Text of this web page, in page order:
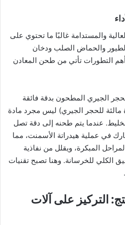
والمستدامة غالبًا ما تحتوي على
والحماض الصلب ودخان
التطورات تأتي من طحن المعادن
الجيري المطحون بدقة فائقة
مالئة للحجر الجيري) ليس مجرد مادة
عندما يتم طحنه إلى دقة تصل
يشارك في عملية هيدراتة الأسمنت، مما
المبكرة، ويقلل من نفاذية
الكلي للخرسانة. وهنا تصبح تقنيات
التركيز على آلات